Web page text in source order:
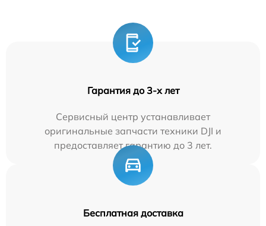
Гарантия до 3-х лет
Сервисный центр устанавливает
оригинальные запчасти техники DJI и
предоставляет гарантию до 3 лет.
Бесплатная доставка